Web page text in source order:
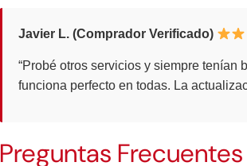
Javier L. (Comprador Verificado)
“Probé otros servicios y siempre tenían
funciona perfecto en todas. La
Preguntas Frecuentes